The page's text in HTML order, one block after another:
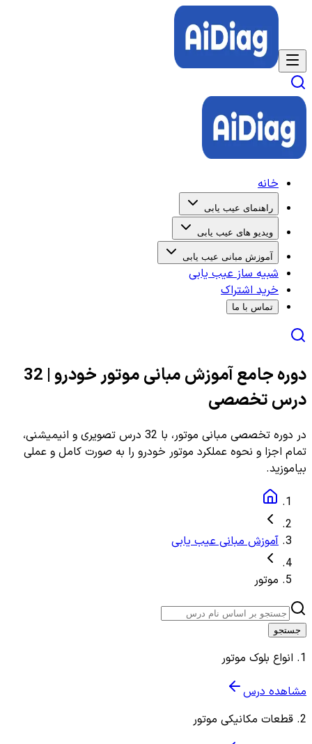
خانه
راهنمای عیب یابی
ویدیو های عیب یابی
آموزش مبانی عیب یابی
شبیه ساز عیب یابی
خرید اشتراک
تماس با ما
دوره جامع آموزش مبانی موتور خودرو | 32
درس تخصصی
در دوره تخصصی مبانی موتور، با 32 درس تصویری و انیمیشنی،
تمام اجزا و نحوه عملکرد موتور خودرو را به صورت کامل و عملی
بیاموزید.
آموزش مبانی عیب یابی
موتور
جستجو
1
. انواع بلوک موتور
مشاهده درس
2
. قطعات مکانیکی موتور